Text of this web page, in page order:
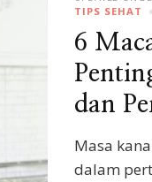
TIPS SEHAT
6
dan
Masa
dalam